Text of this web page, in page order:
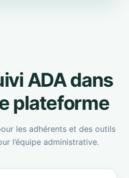
ADA dans
plateforme
les adhérents et des outils
l’équipe administrative.